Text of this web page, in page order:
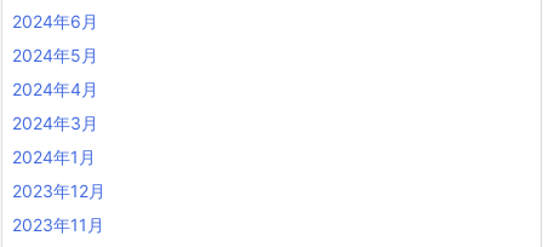
2024年6月
2024年5月
2024年4月
2024年3月
2024年1月
2023年12月
2023年11月